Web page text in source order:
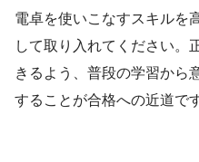
電卓を使いこなすスキルを
して取り入れてください。
きるよう、普段の学習から
することが合格への近道です